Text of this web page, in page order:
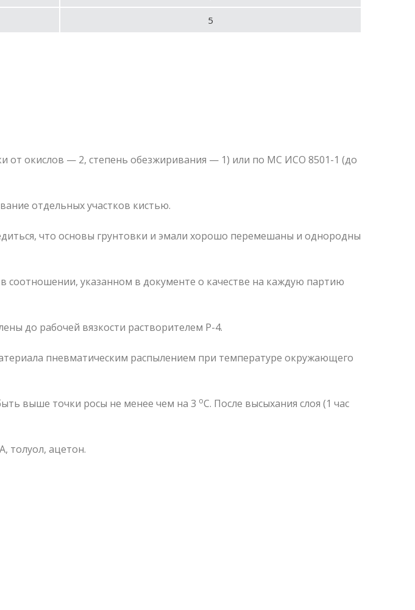
5
от окислов — 2, степень обезжиривания — 1) или по МС ИСО 8501-1 (до
отдельных участков кистью.
что основы грунтовки и эмали хорошо перемешаны и однородны
соотношении, указанном в документе о качестве на каждую партию
до рабочей вязкости растворителем Р-4.
пневматическим распылением при температуре окружающего
выше точки росы не менее чем на 3 оС. После высыхания слоя (1 час
толуол, ацетон.